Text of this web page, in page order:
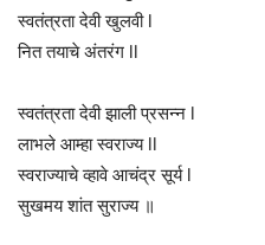
स्वतंत्रता देवी खुलवी l
नित तयाचे अंतरंग ll
स्वतंत्रता देवी झाली प्रसन्न l
लाभले आम्हा स्वराज्य ll
स्वराज्याचे व्हावे आचंद्र सूर्य l
सुखमय शांत सुराज्य ॥